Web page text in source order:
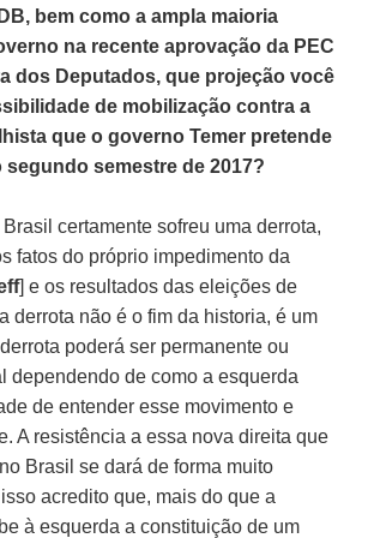
bem como a ampla maioria
na recente aprovação da PEC
dos Deputados, que projeção você
de mobilização contra a
que o governo Temer pretende
segundo semestre de 2017?
certamente sofreu uma derrota,
fatos do próprio impedimento da
] e os resultados das eleições de
derrota não é o fim da historia, é um
poderá ser permanente ou
dependendo de como a esquerda
de entender esse movimento e
A resistência a essa nova direita que
Brasil se dará de forma muito
acredito que, mais do que a
à esquerda a constituição de um